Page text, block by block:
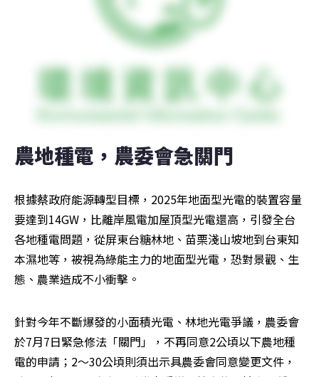
農地種電，農委會急關門
根據蔡政府能源轉型目標，2025年地面型光電的裝置容量
要達到14GW，比離岸風電加屋頂型光電還高，引發全台
各地種電問題，從屏東台糖林地、苗栗淺山坡地到台東知
本濕地等，被視為綠能主力的地面型光電，恐對景觀、生
態、農業造成不小衝擊。
針對今年不斷爆發的小面積光電、林地光電爭議，農委會
於7月7日緊急修法「關門」，不再同意2公頃以下農地種
電的申請；2～30公頃則須出示具農委會同意變更文件，